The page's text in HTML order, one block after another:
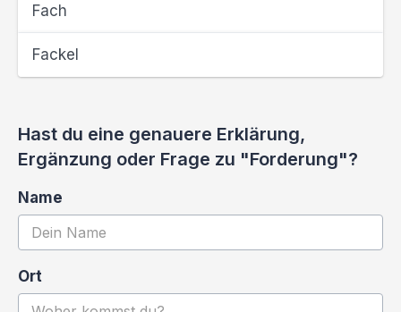
Fach
Fackel
Hast du eine genauere Erklärung,
Ergänzung oder Frage zu "Forderung"?
Name
Ort